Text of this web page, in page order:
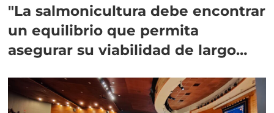
"La salmonicultura debe encontrar
un equilibrio que permita
asegurar su viabilidad de largo